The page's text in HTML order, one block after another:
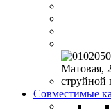
Совместимые